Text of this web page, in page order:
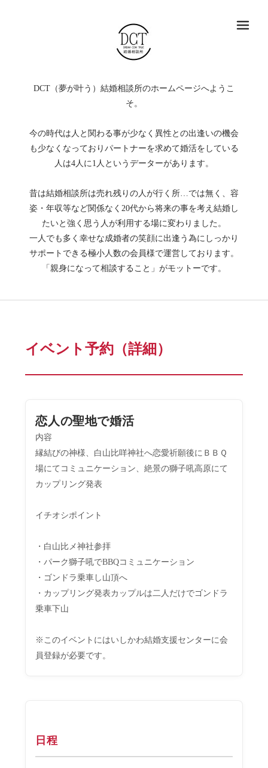
DCT（夢が叶う）結婚相談所のホームページへようこ
そ。
今の時代は人と関わる事が少なく異性との出逢いの機会
も少なくなっておりパートナーを求めて婚活をしている
人は4人に1人というデーターがあります。
昔は結婚相談所は売れ残りの人が行く所…では無く、容
姿・年収等など関係なく20代から将来の事を考え結婚し
たいと強く思う人が利用する場に変わりました。
一人でも多く幸せな成婚者の笑顔に出逢う為にしっかり
サポートできる極小人数の会員様で運営しております。
「親身になって相談すること」がモットーです。
イベント予約（詳細）
恋人の聖地で婚活
内容
縁結びの神様、白山比咩神社へ恋愛祈願後にＢＢＱ
場にてコミュニケーション、絶景の獅子吼高原にて
カップリング発表
イチオシポイント
・白山比メ神社参拝
・パーク獅子吼でBBQコミュニケーション
・ゴンドラ乗車し山頂へ
・カップリング発表カップルは二人だけでゴンドラ
乗車下山
※このイベントにはいしかわ結婚支援センターに会
員登録が必要です。
日程